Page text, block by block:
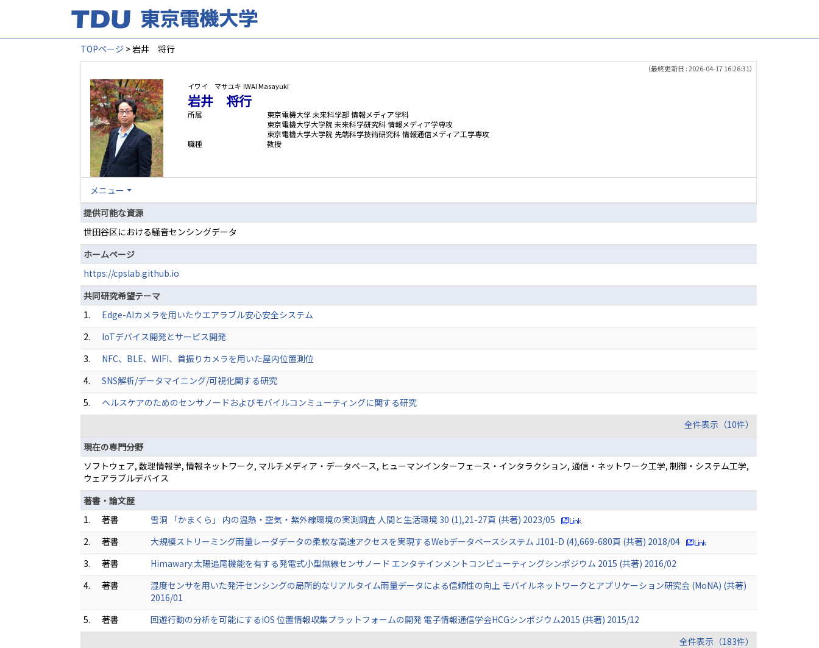
TOPページ > 岩井 将行
（最終更新日 : 2026-04-17 16:26:31）
イワイ マサユキ IWAI Masayuki
岩井 将行
所属
東京電機大学 未来科学部 情報メディア学科
東京電機大学大学院 未来科学研究科 情報メディア学専攻
東京電機大学大学院 先端科学技術研究科 情報通信メディア工学専攻
職種
教授
メニュー
提供可能な資源
世田谷区における騒音センシングデータ
ホームページ
https://cpslab.github.io
共同研究希望テーマ
1.
Edge-AIカメラを用いたウエアラブル安心安全システム
2.
IoTデバイス開発とサービス開発
3.
NFC、BLE、WIFI、首振りカメラを用いた屋内位置測位
4.
SNS解析/データマイニング/可視化関する研究
5.
ヘルスケアのためのセンサノードおよびモバイルコンミューティングに関する研究
全件表示（10件）
現在の専門分野
ソフトウェア, 数理情報学, 情報ネットワーク, マルチメディア・データベース, ヒューマンインターフェース・インタラクション, 通信・ネットワーク工学, 制御・システム工学,
ウェアラブルデバイス
著書・論文歴
1.
著書
雪洞 「かまくら」 内の温熱・空気・紫外線環境の実測調査 人間と生活環境 30 (1),21-27頁 (共著) 2023/05
2.
著書
大規模ストリーミング雨量レーダデータの柔軟な高速アクセスを実現するWebデータベースシステム J101-D (4),669-680頁 (共著) 2018/04
3.
著書
Himawary:太陽追尾機能を有する発電式小型無線センサノード エンタテインメントコンピューティングシンポジウム 2015 (共著) 2016/02
4.
著書
湿度センサを用いた発汗センシングの局所的なリアルタイム雨量データによる信頼性の向上 モバイルネットワークとアプリケーション研究会 (MoNA) (共著)
2016/01
5.
著書
回遊行動の分析を可能にするiOS 位置情報収集プラットフォームの開発 電子情報通信学会HCGシンポジウム2015 (共著) 2015/12
全件表示（183件）